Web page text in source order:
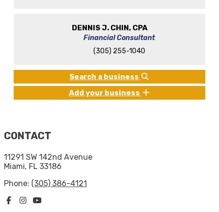
DENNIS J. CHIN, CPA
Financial Consultant
(305) 255-1040
Search a business
Add your business
CONTACT
11291 SW 142nd Avenue
Miami, FL 33186
Phone: (305) 386-4121